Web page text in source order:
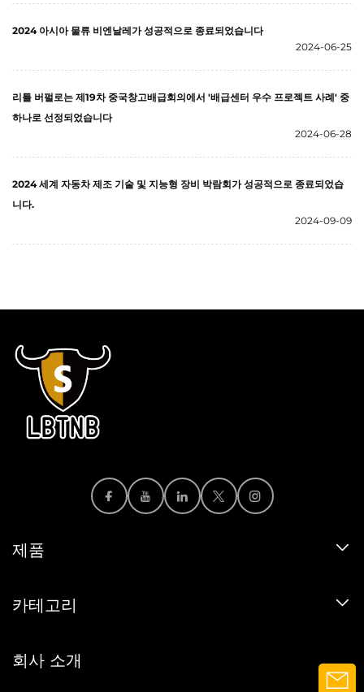
2024 아시아 물류 비엔날레가 성공적으로 종료되었습니다
2024-06-25
리틀 버펄로는 제19차 중국창고배급회의에서 '배급센터 우수 프로젝트 사례' 중
하나로 선정되었습니다
2024-06-28
2024 세계 자동차 제조 기술 및 지능형 장비 박람회가 성공적으로 종료되었습
니다.
2024-09-09
제품
카테고리
회사 소개